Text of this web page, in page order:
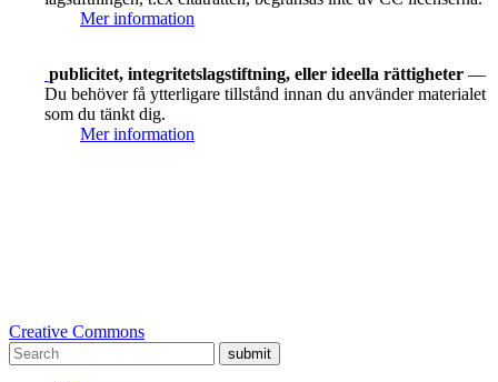
Mer information
publicitet, integritetslagstiftning, eller ideella rättigheter —
Du behöver få ytterligare tillstånd innan du använder materialet
som du tänkt dig.
Mer information
Creative Commons
submit